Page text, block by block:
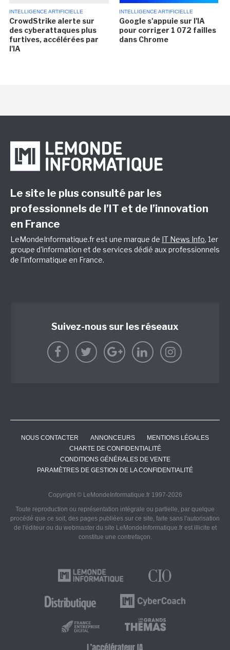
INTELLIGENCE ARTIFICIELLE
CrowdStrike alerte sur
des cyberattaques plus
furtives, accélérées par
l'IA
INTELLIGENCE ARTIFICIELLE
Google s'appuie sur l'IA
pour corriger 1 072 failles
dans Chrome
Le site le plus consulté par les
professionnels de l’IT et de l’innovation
en France
LeMondeInformatique.fr est une marque de IT News Info, 1er
groupe d'information et de services dédié aux professionnels
de l'informatique en France.
Suivez-nous sur les réseaux
NOUS CONTACTER ANNONCEURS
MENTIONS LÉGALES
CHARTE DE CONFIDENTIALITÉ
CONDITIONS GÉNÉRALES DE VENTE
PARAMÈTRES DE GESTION DE LA CONFIDENTIALITÉ
Copyright © LeMondeInformatique.fr 1997-2026
Toute reproduction ou représentation intégrale ou partielle, par quelque
procédé que ce soit, des pages publiées sur ce site, faite sans l'autorisation
de l'éditeur ou du webmaster du site LeMondeInformatique.fr est illicite et
constitue une contrefaçon.